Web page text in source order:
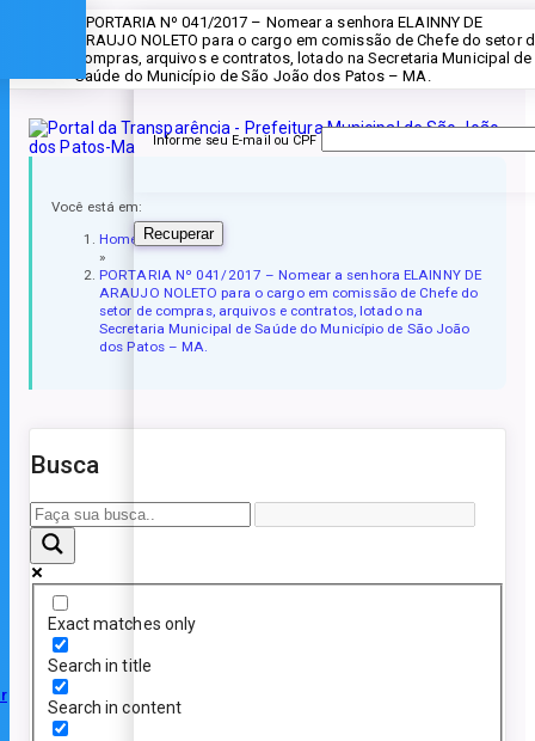
» PORTARIA Nº 041/2017 – Nomear a senhora ELAINNY DE
ARAUJO NOLETO para o cargo em comissão de Chefe do setor
compras, arquivos e contratos, lotado na Secretaria Municipal de
Saúde do Município de São João dos Patos – MA.
Você está em:
Home
»
PORTARIA Nº 041/2017 – Nomear a senhora ELAINNY DE
ARAUJO NOLETO para o cargo em comissão de Chefe do
setor de compras, arquivos e contratos, lotado na
Secretaria Municipal de Saúde do Município de São João
dos Patos – MA.
Busca
Exact matches only
Search in title
Search in content
Esqueceu a senha?
Informe seu E-mail ou CPF
Recuperar